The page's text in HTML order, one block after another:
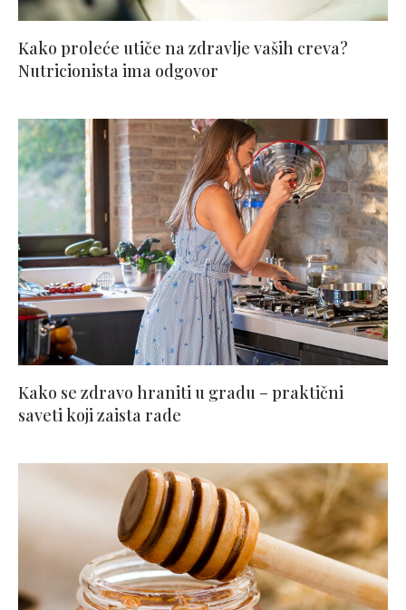
Kako proleće utiče na zdravlje vaših creva?
Nutricionista ima odgovor
Kako se zdravo hraniti u gradu – praktični
saveti koji zaista rade